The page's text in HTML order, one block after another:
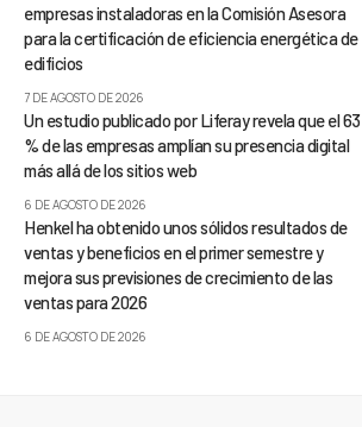
empresas instaladoras en la Comisión Asesora
para la certificación de eficiencia energética de
edificios
7 DE AGOSTO DE 2026
Un estudio publicado por Liferay revela que el 63
% de las empresas amplían su presencia digital
más allá de los sitios web
6 DE AGOSTO DE 2026
Henkel ha obtenido unos sólidos resultados de
ventas y beneficios en el primer semestre y
mejora sus previsiones de crecimiento de las
ventas para 2026
6 DE AGOSTO DE 2026